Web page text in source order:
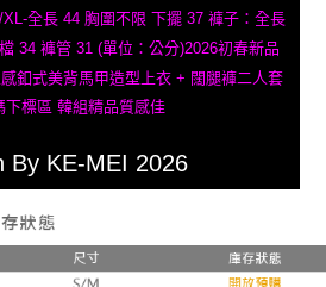
全長 44 胸圍不限 下擺 37 褲子：全長
34 褲管 31 (單位：公分)2026初春新品
釦式美背馬甲造型上衣 + 闊腿褲二人套
下標區 韓組精品質感佳
By KE-MEI 2026